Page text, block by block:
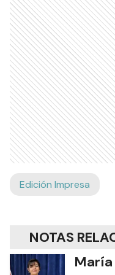
Edición Impresa
NOTAS